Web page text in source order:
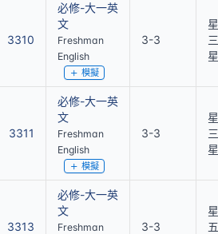
3310
必修-大一英
文
Freshman
English
模擬
3-3
3311
必修-大一英
文
Freshman
English
模擬
3-3
3313
必修-大一英
文
Freshman
3-3